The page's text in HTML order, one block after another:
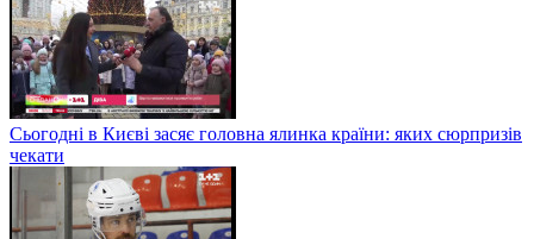
Сьогодні в Києві засяє головна ялинка країни: яких сюрпризів
чекати